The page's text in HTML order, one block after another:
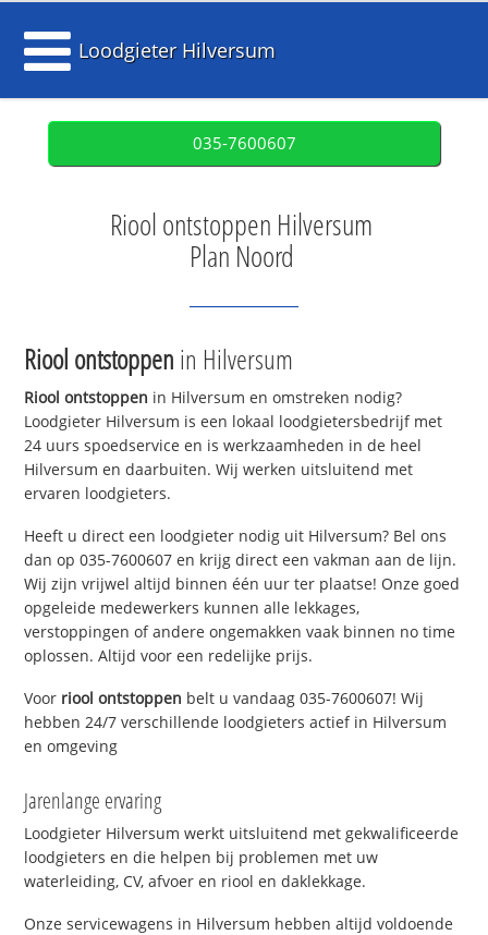
Loodgieter Hilversum
035-7600607
Riool ontstoppen Hilversum
Plan Noord
Riool ontstoppen in Hilversum
Riool ontstoppen in Hilversum en omstreken nodig?
Loodgieter Hilversum is een lokaal loodgietersbedrijf met
24 uurs spoedservice en is werkzaamheden in de heel
Hilversum en daarbuiten. Wij werken uitsluitend met
ervaren loodgieters.
Heeft u direct een loodgieter nodig uit Hilversum? Bel ons
dan op 035-7600607 en krijg direct een vakman aan de lijn.
Wij zijn vrijwel altijd binnen één uur ter plaatse! Onze goed
opgeleide medewerkers kunnen alle lekkages,
verstoppingen of andere ongemakken vaak binnen no time
oplossen. Altijd voor een redelijke prijs.
Voor riool ontstoppen belt u vandaag 035-7600607! Wij
hebben 24/7 verschillende loodgieters actief in Hilversum
en omgeving
Jarenlange ervaring
Loodgieter Hilversum werkt uitsluitend met gekwalificeerde
loodgieters en die helpen bij problemen met uw
waterleiding, CV, afvoer en riool en daklekkage.
Onze servicewagens in Hilversum hebben altijd voldoende